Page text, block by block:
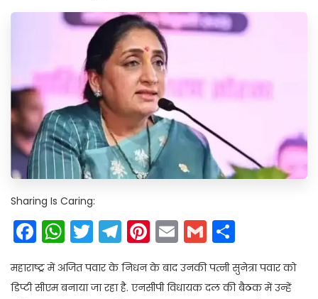
Sharing Is Caring:
Facebook
WhatsApp
Twitter
Telegram
Pinterest
EmailGmail
महाराष्ट्र में अजित पवार के निधन के बाद उनकी पत्नी सुनेत्रा पवार को
डिप्टी सीएम बनाया जा रहा है. एनसीपी विधायक दल की बैठक में उन्हें